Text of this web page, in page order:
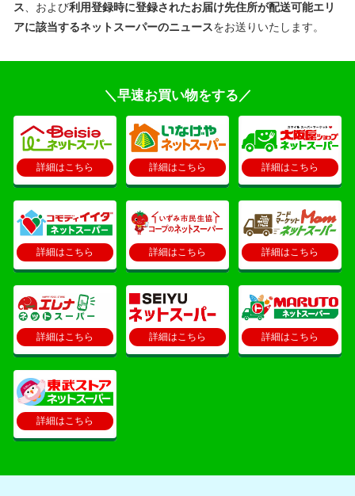
ス 、および利用登録時に登録されたお届け先住所が配送可能エリ
アに該当するネットスーパーのニュースをお送りいたします。
＼早速お買い物をする／
詳細はこちら 詳細はこちら 詳細はこちら
詳細はこちら 詳細はこちら 詳細はこちら
詳細はこちら 詳細はこちら 詳細はこちら
詳細はこちら